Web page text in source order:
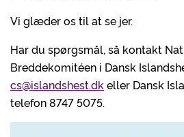
Vi glæder os til at se jer.
Har du spørgsmål, så kontakt
Breddekomitéen i Dansk
cs@islandshest.dk eller Dansk
telefon 8747 5075.